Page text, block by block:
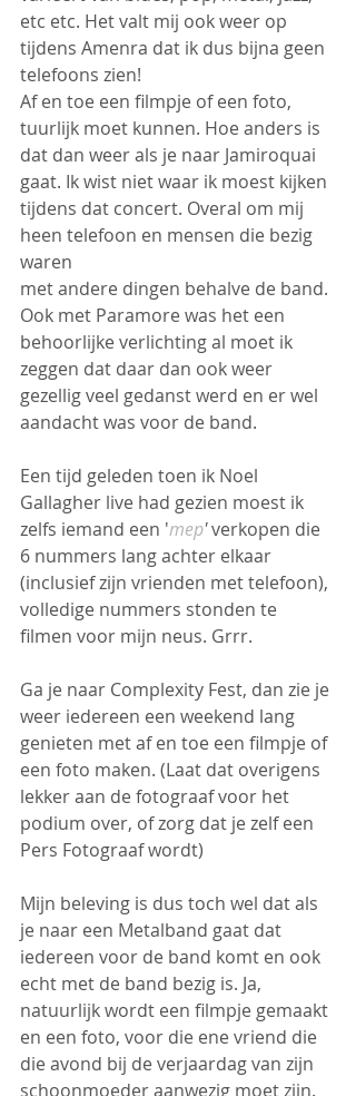
etc etc. Het valt mij ook weer op
tijdens Amenra dat ik dus bijna geen
telefoons zien!
Af en toe een filmpje of een foto,
tuurlijk moet kunnen. Hoe anders is
dat dan weer als je naar Jamiroquai
gaat. Ik wist niet waar ik moest kijken
tijdens dat concert. Overal om mij
heen telefoon en mensen die bezig
waren
met andere dingen behalve de band.
Ook met Paramore was het een
behoorlijke verlichting al moet ik
zeggen dat daar dan ook weer
gezellig veel gedanst werd en er wel
aandacht was voor de band.
Een tijd geleden toen ik Noel
Gallagher live had gezien moest ik
zelfs iemand een 'mep' verkopen die
6 nummers lang achter elkaar
(inclusief zijn vrienden met telefoon),
volledige nummers stonden te
filmen voor mijn neus. Grrr.
Ga je naar Complexity Fest, dan zie je
weer iedereen een weekend lang
genieten met af en toe een filmpje of
een foto maken. (Laat dat overigens
lekker aan de fotograaf voor het
podium over, of zorg dat je zelf een
Pers Fotograaf wordt)
Mijn beleving is dus toch wel dat als
je naar een Metalband gaat dat
iedereen voor de band komt en ook
echt met de band bezig is. Ja,
natuurlijk wordt een filmpje gemaakt
en een foto, voor die ene vriend die
die avond bij de verjaardag van zijn
schoonmoeder aanwezig moet zijn.